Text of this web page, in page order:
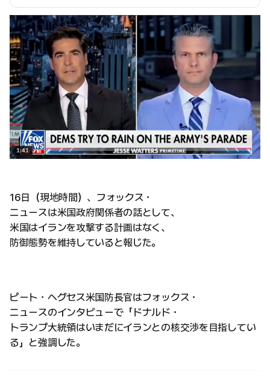
16日（現地時間）、フォックス・
ニュースは米国政府関係者の話として、
米国はイランを攻撃する計画はなく、
防御態勢を維持していると報じた。
ピート・ヘグセス米国防長官はフォックス・
ニュースのインタビューで「ドナルド・
トランプ大統領はいまだにイランとの核交渉を目指してい
る」と強調した。